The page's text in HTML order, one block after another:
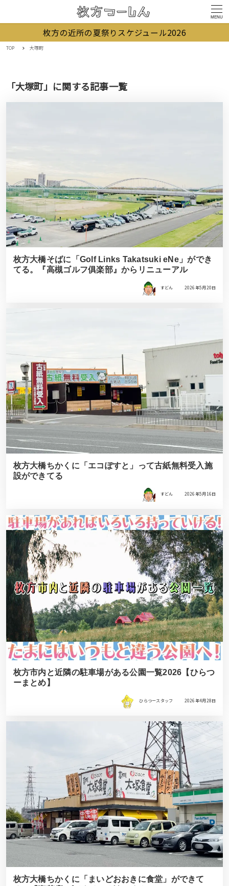
MENU
枚方の近所の夏祭りスケジュール2026
TOP 大塚町
「大塚町」に関する記事一覧
枚方大橋そばに「Golf Links Takatsuki eNe」ができ
てる。『高槻ゴルフ俱楽部』からリニューアル
すどん 2026年5月20日
枚方大橋ちかくに「エコぽすと」って古紙無料受入施
設ができてる
すどん 2026年5月16日
枚方市内と近隣の駐車場がある公園一覧2026【ひらつ
ーまとめ】
ひらつースタッフ 2026年4月28日
枚方大橋ちかくに「まいどおおきに食堂」ができて